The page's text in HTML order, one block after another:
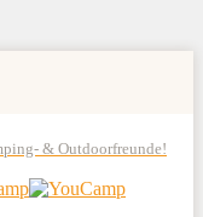
& Outdoorfreunde!